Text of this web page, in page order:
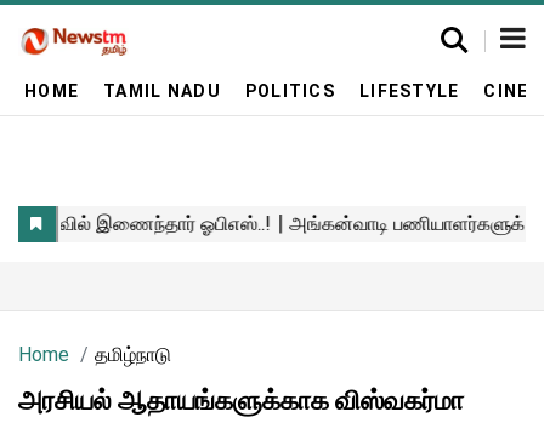
HOME TAMIL NADU POLITICS LIFESTYLE
Home தமிழ்நாடு
அரசியல் ஆதாயங்களுக்காக விஸ்வகர்மா